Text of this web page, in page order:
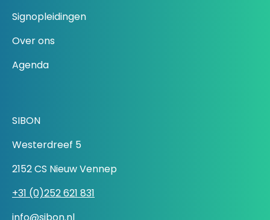
Signopleidingen
Over ons
Agenda
SIBON
Westerdreef 5
2152 CS Nieuw Vennep
+31 (0)252 621 831